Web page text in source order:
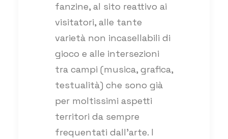
fanzine, al sito reattivo ai
visitatori, alle tante
varietà non incasellabili di
gioco e alle intersezioni
tra campi (musica, grafica,
testualità) che sono già
per moltissimi aspetti
territori da sempre
frequentati dall’arte. I